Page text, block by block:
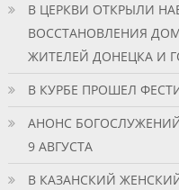
В ЦЕРКВИ ОТКРЫЛИ
ВОССТАНОВЛЕНИЯ
ЖИТЕЛЕЙ ДОНЕЦКА И
В КУРБЕ ПРОШЕЛ
АНОНС
9 АВГУСТА
В КАЗАНСКИЙ